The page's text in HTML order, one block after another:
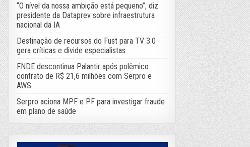
“O nível da nossa ambição está pequeno”, diz
presidente da Dataprev sobre infraestrutura
nacional da IA
Destinação de recursos do Fust para TV 3.0
gera críticas e divide especialistas
FNDE descontinua Palantir após polêmico
contrato de R$ 21,6 milhões com Serpro e
AWS
Serpro aciona MPF e PF para investigar fraude
em plano de saúde